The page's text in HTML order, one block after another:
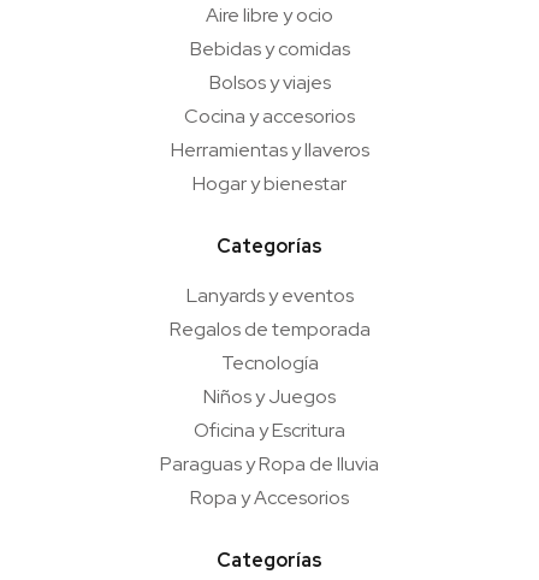
Aire libre y ocio
Bebidas y comidas
Bolsos y viajes
Cocina y accesorios
Herramientas y llaveros
Hogar y bienestar
Categorías
Lanyards y eventos
Regalos de temporada
Tecnología
Niños y Juegos
Oficina y Escritura
Paraguas y Ropa de lluvia
Ropa y Accesorios
Categorías